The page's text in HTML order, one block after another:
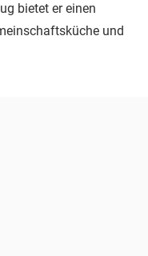
bietet er einen
und